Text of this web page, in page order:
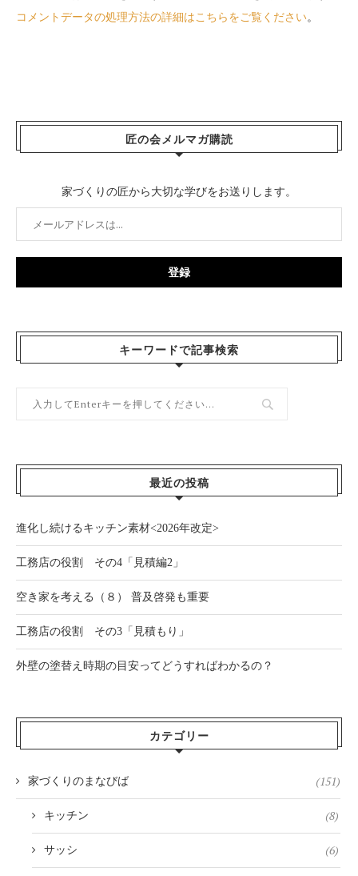
コメントデータの処理方法の詳細はこちらをご覧ください。
匠の会メルマガ購読
家づくりの匠から大切な学びをお送りします。
キーワードで記事検索
最近の投稿
進化し続けるキッチン素材<2026年改定>
工務店の役割 その4「見積編2」
空き家を考える（８） 普及啓発も重要
工務店の役割 その3「見積もり」
外壁の塗替え時期の目安ってどうすればわかるの？
カテゴリー
家づくりのまなびば (151)
キッチン (8)
サッシ (6)